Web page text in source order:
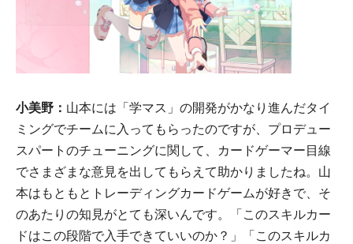
小美野： 山本には「学マス」の開発がかなり進んだタイ
ミングでチームに入ってもらったのですが、プロデュー
スパートのチューニングに関して、カードゲーマー目線
でさまざまな意見を出してもらえて助かりましたね。山
本はもともとトレーディングカードゲームが好きで、そ
のあたりの知見がとても深いんです。「このスキルカー
ドはこの段階で入手できていいのか？」「このスキルカ